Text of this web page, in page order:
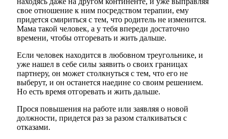
свое отношение к ним посредством терапии, ему
придется смириться с тем, что родитель не изменится.
Мама такой человек, а у тебя впереди достаточно
времени, чтобы отгоревать и жить дальше.
Если человек находится в любовном треугольнике, и
уже нашел в себе силы заявить о своих границах
партнеру, он может столкнуться с тем, что его не
выберут, и он останется наедине со своим решением.
Но есть время отгоревать и жить дальше.
Прося повышения на работе или заявляя о новой
должности, придется раз за разом сталкиваться с
отказами.